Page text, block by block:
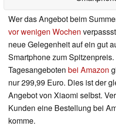
Wer das Angebot beim
vor wenigen Wochen
neue Gelegenheit auf ein gut
Smartphone zum
Tagesangeboten bei Amazon
nur 299,99 Euro. Dies ist der
Angebot von Xiaomi selbst.
Kunden eine Bestellung bei
komme.